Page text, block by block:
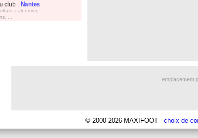
club : Nantes
calendrier,
...
emplacement
- © 2000-2026 MAXIFOOT - choix de